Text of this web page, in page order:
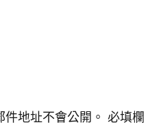
地址不會公開。 必填欄